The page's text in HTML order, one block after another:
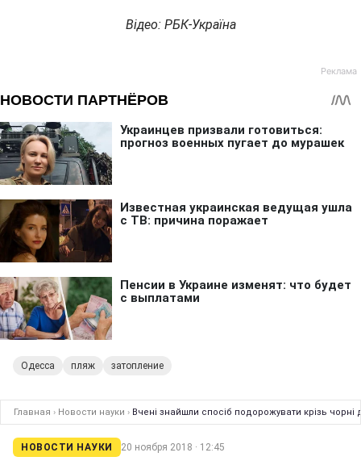
Відео: РБК-Україна
Одесса пляж затопление
Главная › Новости науки › Вчені знайшли спосіб подорожувати крізь чорні
НОВОСТИ НАУКИ 20 ноября 2018 · 12:45